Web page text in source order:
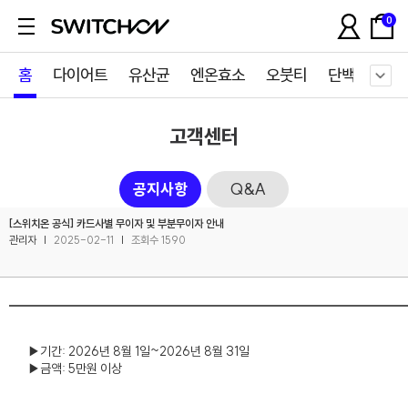
0
홈 다이어트 유산균 엔온효소 오붓티 단백질쉐이
고객센터
공지사항 Q&A
[스위치온 공식] 카드사별 무이자 및 부분무이자 안내
관리자 | 2025-02-11 | 조회수 1590
▶기간: 2026년 8월 1일~2026년 8월 31일
▶금액: 5만원 이상